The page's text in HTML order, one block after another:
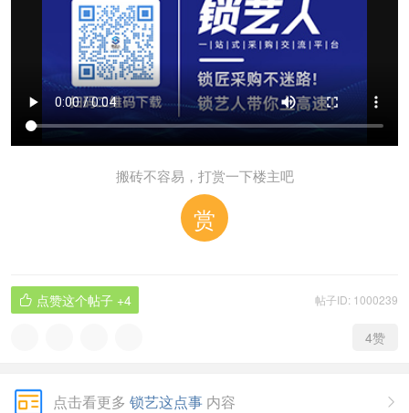
搬砖不容易，打赏一下楼主吧
赏
帖子ID: 1000239
 点赞这个帖子 +4
4赞

点击看更多 锁艺这点事 内容